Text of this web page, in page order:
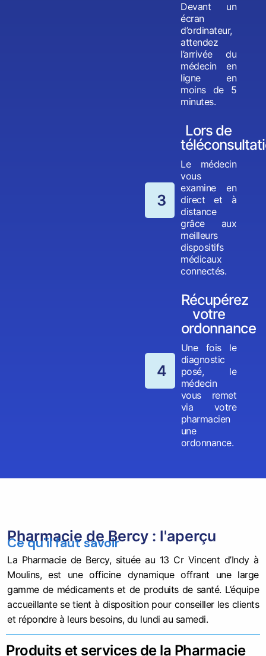
Devant un
écran
d’ordinateur,
attendez
l’arrivée du
médecin en
ligne en
moins de 5
minutes.
3
Lors de
Le médecin
vous
examine en
direct et à
distance
grâce aux
meilleurs
dispositifs
médicaux
connectés.
4
Récupérez
votre
ordonnance
Une fois le
diagnostic
posé, le
médecin
vous remet
via votre
pharmacien
une
ordonnance.
Pharmacie de Bercy : l'aperçu
Ce qu'il faut savoir
La Pharmacie de Bercy, située au 13 Cr Vincent d’Indy à
Moulins, est une officine dynamique offrant une large
gamme de médicaments et de produits de santé. L’équipe
accueillante se tient à disposition pour conseiller les clients
et répondre à leurs besoins, du lundi au samedi.
Produits et services de la Pharmacie